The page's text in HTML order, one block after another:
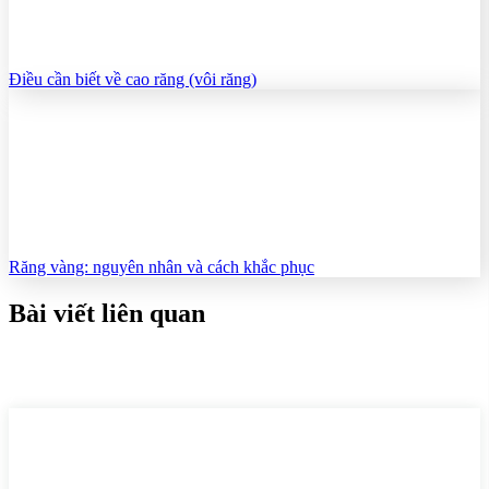
Điều cần biết về cao răng (vôi răng)
Răng vàng: nguyên nhân và cách khắc phục
Bài viết liên quan